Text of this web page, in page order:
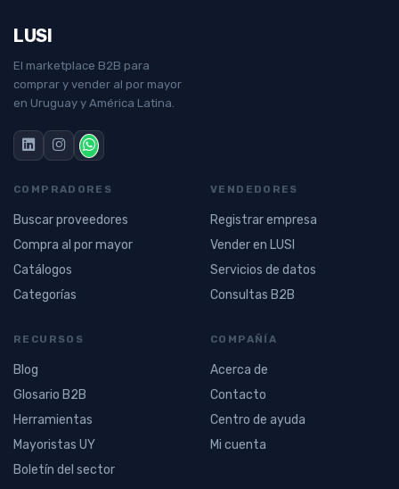
LUSI
El marketplace B2B para
comprar y vender al por mayor
en Uruguay y América Latina.
COMPRADORES
Buscar proveedores
Compra al por mayor
Catálogos
Categorías
VENDEDORES
Registrar empresa
Vender en LUSI
Servicios de datos
Consultas B2B
RECURSOS
Blog
Glosario B2B
Herramientas
Mayoristas UY
Boletín del sector
COMPAÑÍA
Acerca de
Contacto
Centro de ayuda
Mi cuenta